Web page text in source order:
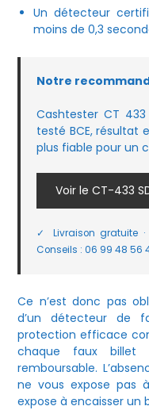
Un détecteur
moins de 0,3
Notre
Cashtester CT
testé BCE, résultat
plus fiable pour un
Voir le CT-433
✓ Livraison gratuite
Conseils : 06 99 48 56
Ce n’est donc pas
d’un détecteur de
protection efficace
chaque faux
remboursable.
ne vous expose pas
expose à encaisser un